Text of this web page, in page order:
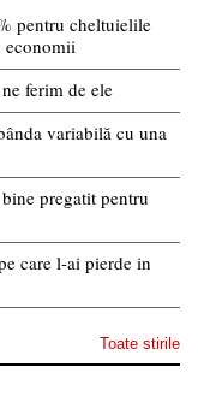
pentru cheltuielile
economii
ferim de ele
variabilă cu una
pregatit pentru
care l-ai pierde in
Toate stirile